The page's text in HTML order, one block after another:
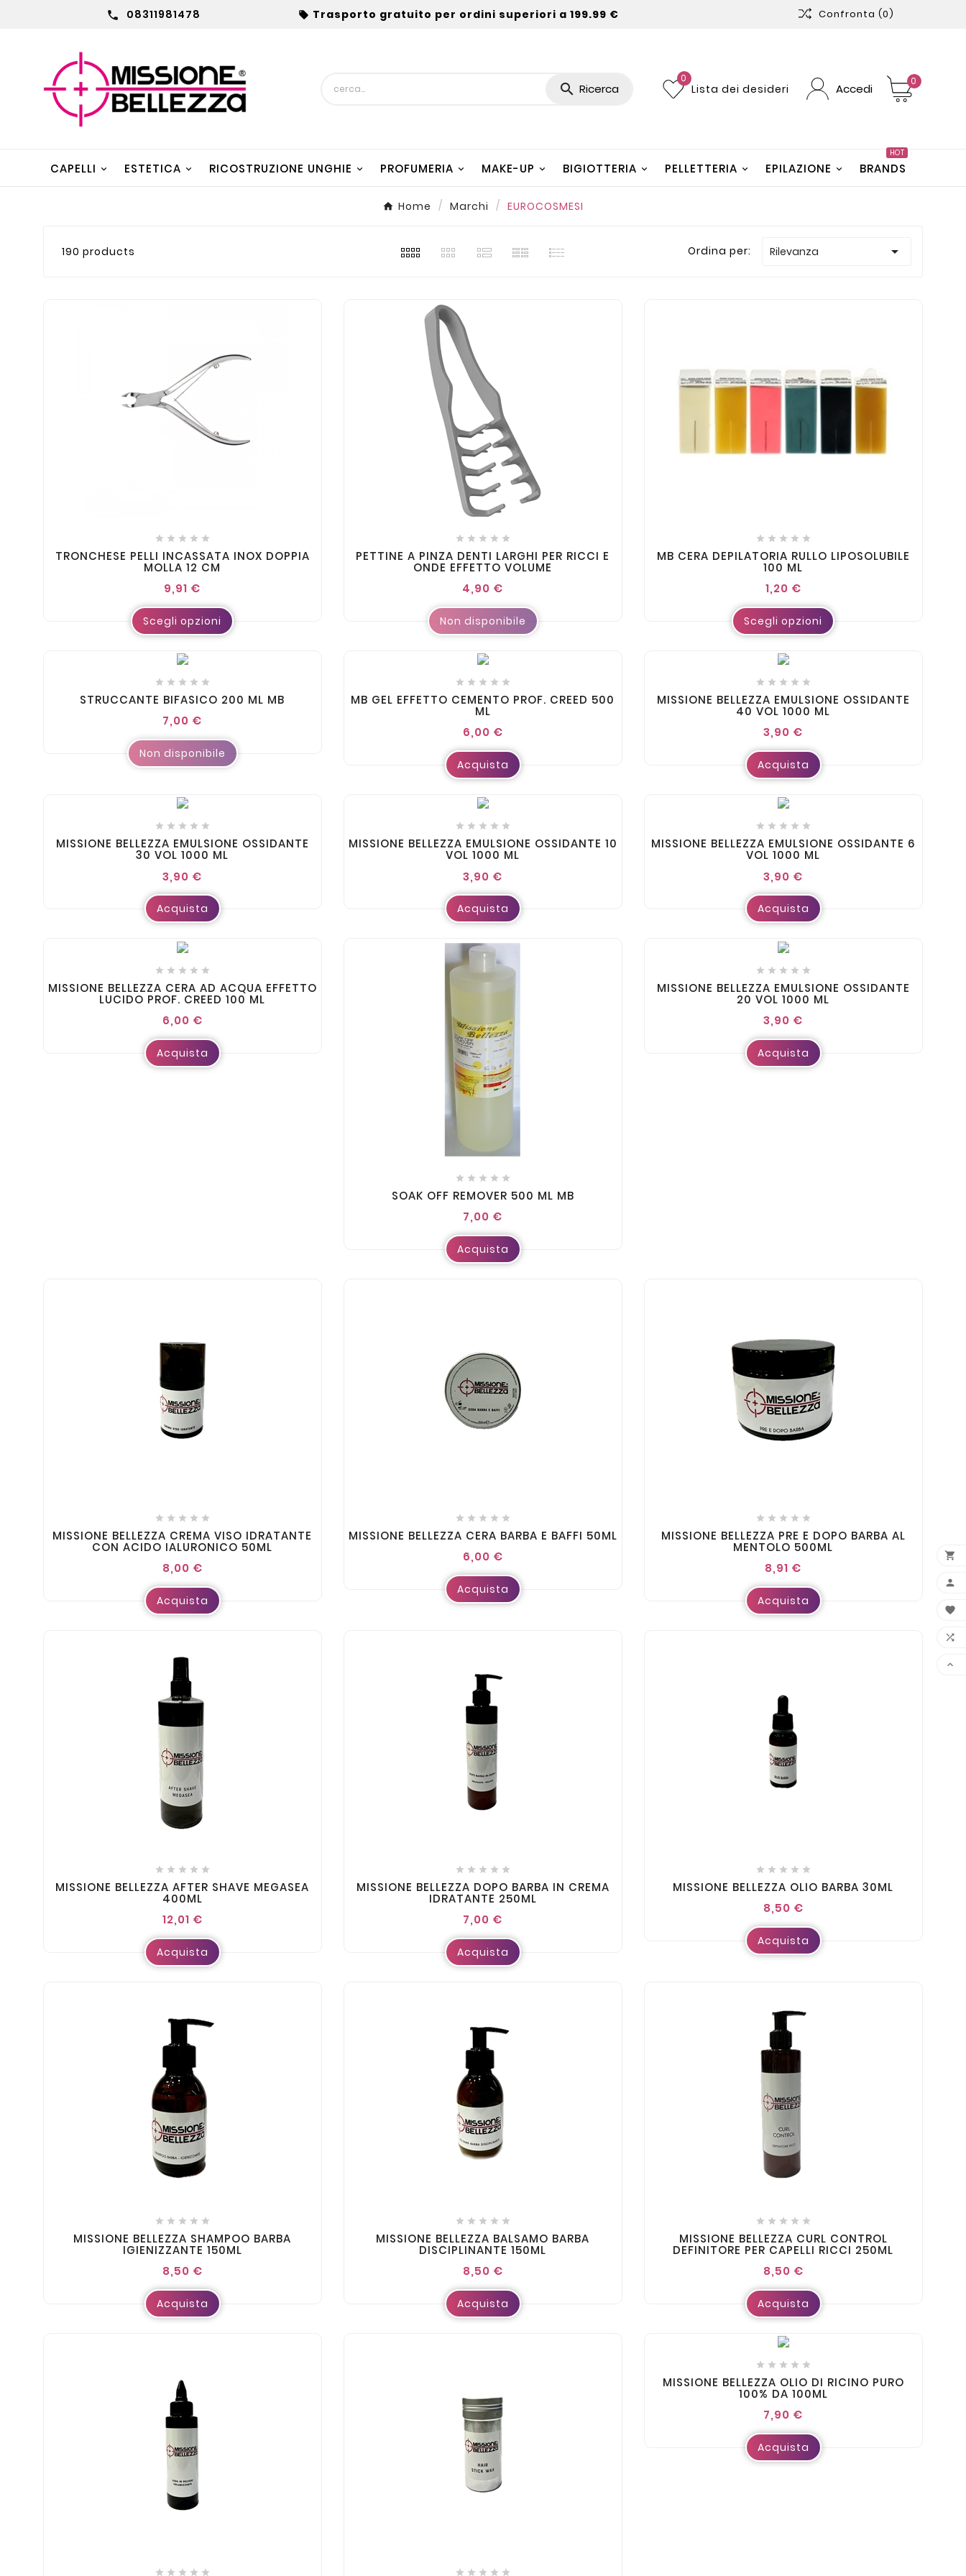
 08311981478  Trasporto gratuito per ordini superiori a 199.99 € Confronta (0)
 Ricerca
0
Lista dei desideri Accedi
0
CAPELLI ESTETICA RICOSTRUZIONE UNGHIE PROFUMERIA MAKE-UP BIGIOTTERIA PELLETTERIA EPILAZIONE BRANDS
HOT
Home Marchi EUROCOSMESI
190 products Ordina per: Rilevanza 
    
TRONCHESE PELLI INCASSATA INOX DOPPIA
MOLLA 12 CM
9,91 €
Scegli opzioni
    
PETTINE A PINZA DENTI LARGHI PER RICCI E
ONDE EFFETTO VOLUME
4,90 €
Non disponibile
    
MB CERA DEPILATORIA RULLO LIPOSOLUBILE
100 ML
1,20 €
Scegli opzioni
    
STRUCCANTE BIFASICO 200 ML MB
7,00 €
Non disponibile
    
MB GEL EFFETTO CEMENTO PROF. CREED 500
ML
6,00 €
Acquista
    
MISSIONE BELLEZZA EMULSIONE OSSIDANTE
40 VOL 1000 ML
3,90 €
Acquista
    
MISSIONE BELLEZZA EMULSIONE OSSIDANTE
30 VOL 1000 ML
3,90 €
Acquista
    
MISSIONE BELLEZZA EMULSIONE OSSIDANTE 10
VOL 1000 ML
3,90 €
Acquista
    
MISSIONE BELLEZZA EMULSIONE OSSIDANTE 6
VOL 1000 ML
3,90 €
Acquista
    
MISSIONE BELLEZZA CERA AD ACQUA EFFETTO
LUCIDO PROF. CREED 100 ML
6,00 €
Acquista
    
SOAK OFF REMOVER 500 ML MB
7,00 €
Acquista
    
MISSIONE BELLEZZA EMULSIONE OSSIDANTE
20 VOL 1000 ML
3,90 €
Acquista
    
MISSIONE BELLEZZA CREMA VISO IDRATANTE
CON ACIDO IALURONICO 50ML
8,00 €
Acquista
    
MISSIONE BELLEZZA CERA BARBA E BAFFI 50ML
6,00 €
Acquista
    
MISSIONE BELLEZZA PRE E DOPO BARBA AL
MENTOLO 500ML
8,91 €
Acquista
    
MISSIONE BELLEZZA AFTER SHAVE MEGASEA
400ML
12,01 €
Acquista
    
MISSIONE BELLEZZA DOPO BARBA IN CREMA
IDRATANTE 250ML
7,00 €
Acquista
    
MISSIONE BELLEZZA OLIO BARBA 30ML
8,50 €
Acquista
    
MISSIONE BELLEZZA SHAMPOO BARBA
IGIENIZZANTE 150ML
8,50 €
Acquista
    
MISSIONE BELLEZZA BALSAMO BARBA
DISCIPLINANTE 150ML
8,50 €
Acquista
    
MISSIONE BELLEZZA CURL CONTROL
DEFINITORE PER CAPELLI RICCI 250ML
8,50 €
Acquista
         
    
MISSIONE BELLEZZA OLIO DI RICINO PURO
100% DA 100ML
7,90 €
Acquista




